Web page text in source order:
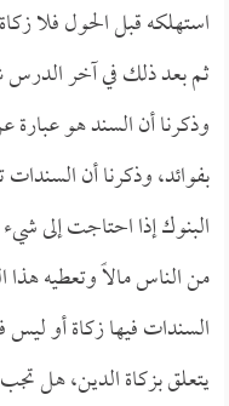
استهلكه قبل الحول فلا
ثم بعد ذلك في آخر الدرس
وذكرنا أن السند هو
بفوائد، وذكرنا أن
البنوك إذا احتاجت إلى
من الناس مالاً وتعطيه هذا
السندات فيها زكاة أو ليس
يتعلق بزكاة الدين، هل